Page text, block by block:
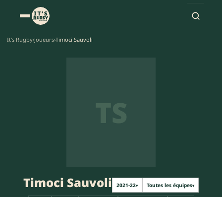
It's Rugby›Joueurs›Timoci Sauvoli
TS
Timoci Sauvoli 2021-22▾ Toutes les équipes▾